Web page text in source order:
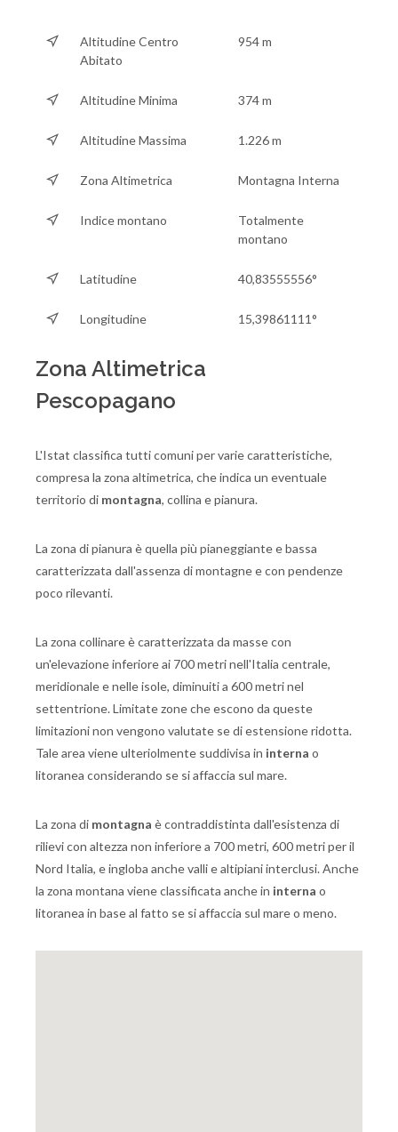
Altitudine Centro
Abitato
954 m
Altitudine Minima 374 m
Altitudine Massima 1.226 m
Zona Altimetrica Montagna Interna
Indice montano
Totalmente
montano
Latitudine 40,83555556°
Longitudine 15,39861111°
Zona Altimetrica
Pescopagano
L'Istat classifica tutti comuni per varie caratteristiche,
compresa la zona altimetrica, che indica un eventuale
territorio di montagna, collina e pianura.
La zona di pianura è quella più pianeggiante e bassa
caratterizzata dall'assenza di montagne e con pendenze
poco rilevanti.
La zona collinare è caratterizzata da masse con
un'elevazione inferiore ai 700 metri nell'Italia centrale,
meridionale e nelle isole, diminuiti a 600 metri nel
settentrione. Limitate zone che escono da queste
limitazioni non vengono valutate se di estensione ridotta.
Tale area viene ulteriolmente suddivisa in interna o
litoranea considerando se si affaccia sul mare.
La zona di montagna è contraddistinta dall'esistenza di
rilievi con altezza non inferiore a 700 metri, 600 metri per il
Nord Italia, e ingloba anche valli e altipiani interclusi. Anche
la zona montana viene classificata anche in interna o
litoranea in base al fatto se si affaccia sul mare o meno.